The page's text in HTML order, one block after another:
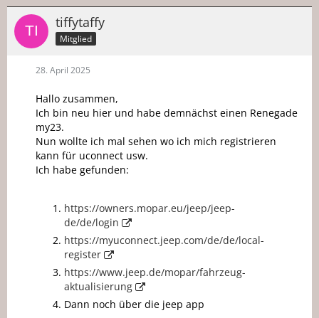
tiffytaffy
Mitglied
28. April 2025
Hallo zusammen,
Ich bin neu hier und habe demnächst einen Renegade
my23.
Nun wollte ich mal sehen wo ich mich registrieren
kann für uconnect usw.
Ich habe gefunden:
https://owners.mopar.eu/jeep/jeep-
de/de/login
https://myuconnect.jeep.com/de/de/local-
register
https://www.jeep.de/mopar/fahrzeug-
aktualisierung
Dann noch über die jeep app